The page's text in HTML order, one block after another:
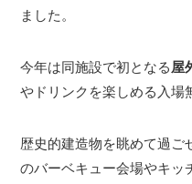
ました。
今年は同施設で初となる屋
やドリンクを楽しめる入場
歴史的建造物を眺めて過ご
のバーベキュー会場やキッ